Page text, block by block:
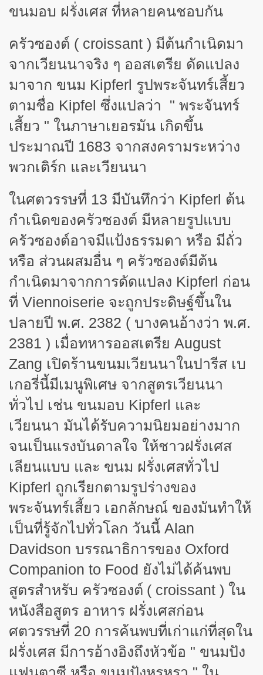
ขนมอบ ฝรั่งเศส ที่หลายคนชอบกัน
ครัวซองต์ ( croissant ) มีต้นกำเนิดมา
จากเวียนนาจริง ๆ ออสเตรีย ดัดแปลง
มาจาก ขนม Kipferl รูปพระจันทร์เสี้ยว
ตามชื่อ Kipfel ซึ่งแปลว่า " พระจันทร์
เสี้ยว " ในภาษาเยอรมัน เกิดขึ้น
ประมาณปี 1683 จากสงครามระหว่าง
พวกเติร์ก และเวียนนา
ในศตวรรษที่ 13 มีบันทึกว่า Kipferl ต้น
กำเนิดของครัวซองต์ มีหลายรูปแบบ
ครัวซองต์อาจมีแป้งธรรมดา หรือ มีถั่ว
หรือ ส่วนผสมอื่น ๆ ครัวซองต์มีต้น
กำเนิดมาจากการดัดแปลง Kipferl ก่อน
ที่ Viennoiserie จะถูกประดิษฐ์ขึ้นใน
ปลายปี พ.ศ. 2382 ( บางคนอ้างว่า พ.ศ.
2381 ) เมื่อทหารออสเตรีย August
Zang เปิดร้านขนมเวียนนาในปารีส เบ
เกอรี่นี้มีเมนูพิเศษ จากสูตรเวียนนา
ทั่วไป เช่น ขนมอบ Kipferl และ
เวียนนา มันได้รับความนิยมอย่างมาก
จนเป็นแรงบันดาลใจ ให้ชาวฝรั่งเศส
เลียนแบบ และ ขนม ฝรั่งเศสทั่วไป
Kipferl ถูกเรียกตามรูปร่างของ
พระจันทร์เสี้ยว เอกลักษณ์ ของมันทำให้
เป็นที่รู้จักไปทั่วโลก วันนี้ Alan
Davidson บรรณาธิการของ Oxford
Companion to Food ยังไม่ได้ค้นพบ
สูตรสำหรับ ครัวซองต์ ( croissant ) ใน
หนังสือสูตร อาหาร ฝรั่งเศสก่อน
ศตวรรษที่ 20 การค้นพบที่เก่าแก่ที่สุดใน
ฝรั่งเศส มีการอ้างอิงถึงหัวข้อ " ขนมปัง